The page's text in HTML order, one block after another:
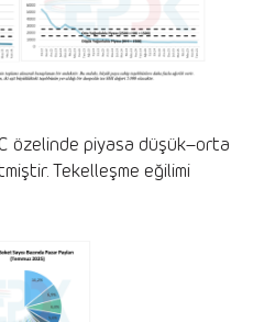
özelinde piyasa düşük–orta
Tekelleşme eğilimi